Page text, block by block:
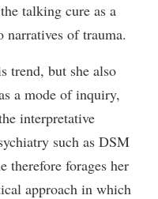
talking cure as a
of trauma.
trend, but she also
a mode of inquiry,
interpretative
such as DSM
therefore forages her
approach in which